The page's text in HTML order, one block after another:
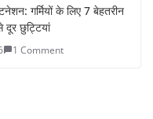
गर्मियों के लिए 7 बेहतरीन
छुट्टियां
1 Comment